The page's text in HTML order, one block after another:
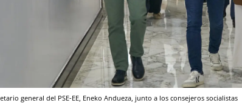
general del PSE-EE, Eneko Andueza, junto a los consejeros socialistas